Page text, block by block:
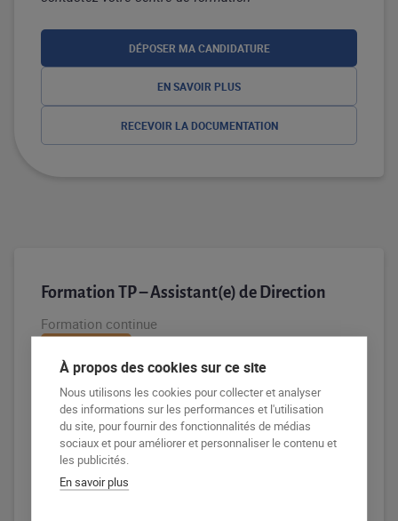
DÉPOSER MA CANDIDATURE
EN SAVOIR PLUS
RECEVOIR LA DOCUMENTATION
Formation TP – Assistant(e) de Direction
Formation continue
Afficher les dates de la formation
Pour avoir les dates précises d'un CCP / module,
contactez votre centre de formation
À propos des cookies sur ce site
Nous utilisons les cookies pour collecter et analyser
des informations sur les performances et l'utilisation
du site, pour fournir des fonctionnalités de médias
sociaux et pour améliorer et personnaliser le contenu et
les publicités.
En savoir plus